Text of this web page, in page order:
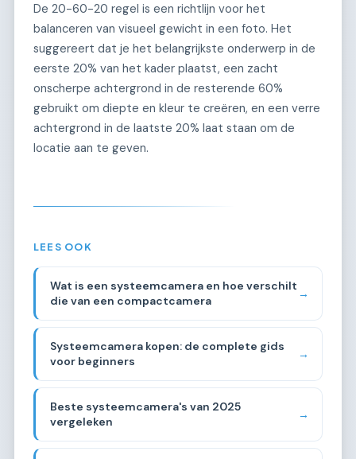
De 20-60-20 regel is een richtlijn voor het
balanceren van visueel gewicht in een foto. Het
suggereert dat je het belangrijkste onderwerp in de
eerste 20% van het kader plaatst, een zacht
onscherpe achtergrond in de resterende 60%
gebruikt om diepte en kleur te creëren, en een verre
achtergrond in de laatste 20% laat staan om de
locatie aan te geven.
LEES OOK
Wat is een systeemcamera en hoe verschilt
die van een compactcamera
→
Systeemcamera kopen: de complete gids
voor beginners
→
Beste systeemcamera's van 2025
vergeleken
→